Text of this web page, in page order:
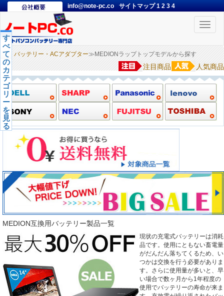
info@note-pc.co サイトマップ1 2 3 4
Toggle
バッテリー・ACアダプター≫MEDIONラップトップモデルから探す
人気商品
注目商品
す
べ
て
の
カ
テ
ゴ
リ
ー
を
見
る
MEDION互換用バッテリー製品一覧
現状の充電式バッテリーは消耗
品です。使用にともない畜電量
がだんだん落ちてくるため、い
つかは交換を行う必要がありま
す。さらに使用量が多いと、早
い場合で数ヶ月から1年程度の
使用でバッテリーの寿命が来ま